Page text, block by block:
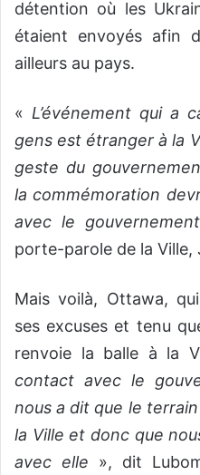
détention où les
étaient envoyés afin
ailleurs au pays.
« L’événement qui a
gens est étranger à la
geste du
la commémoration
avec le
porte-parole de la Ville,
Mais voilà, Ottawa,
ses excuses et tenu
renvoie la balle à la
contact avec le
nous a dit que le
la Ville et donc que
avec elle », dit